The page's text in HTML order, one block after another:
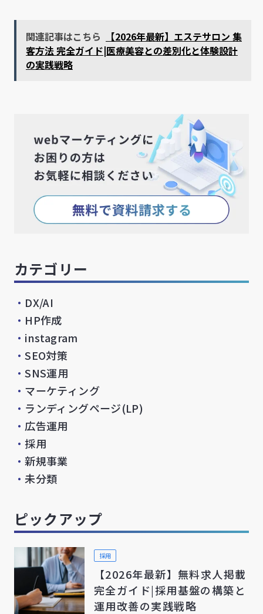
関連記事はこちら
【2026年最新】エステサロン 集
客方法 完全ガイド|医療美容との差別化と体験設計
の実践戦略
カテゴリー
・ DX/AI
・ HP作成
・ instagram
・SEO対策
・SNS運用
・ マーケティング
・ ランディングページ(LP)
・ 広告運用
・採用
・新規事業
・未分類
ピックアップ
採用
【2026年最新】無料求人掲載
完全ガイド|採用基盤の構築と
運用改善の実践戦略